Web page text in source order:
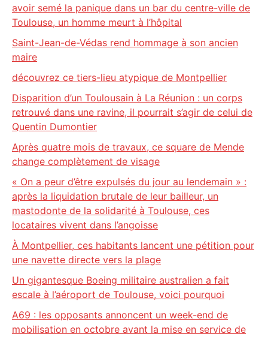
avoir semé la panique dans un bar du centre-ville de
Toulouse, un homme meurt à l’hôpital
Saint-Jean-de-Védas rend hommage à son ancien
maire
découvrez ce tiers-lieu atypique de Montpellier
Disparition d’un Toulousain à La Réunion : un corps
retrouvé dans une ravine, il pourrait s’agir de celui de
Quentin Dumontier
Après quatre mois de travaux, ce square de Mende
change complètement de visage
« On a peur d’être expulsés du jour au lendemain » :
après la liquidation brutale de leur bailleur, un
mastodonte de la solidarité à Toulouse, ces
locataires vivent dans l’angoisse
À Montpellier, ces habitants lancent une pétition pour
une navette directe vers la plage
Un gigantesque Boeing militaire australien a fait
escale à l’aéroport de Toulouse, voici pourquoi
A69 : les opposants annoncent un week-end de
mobilisation en octobre avant la mise en service de